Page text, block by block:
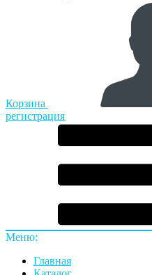
Корзина
регистрация
Меню:
Главная